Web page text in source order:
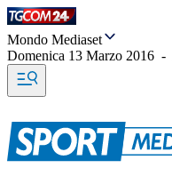
Mondo Mediaset
Domenica 13 Marzo 2016 -